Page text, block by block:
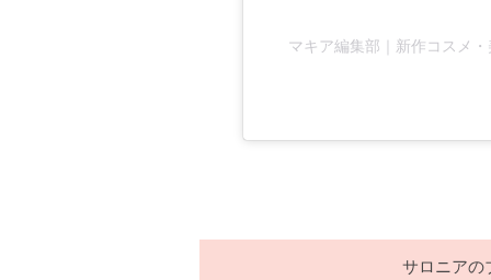
マキア編集部｜新作コスメ
サロニアの